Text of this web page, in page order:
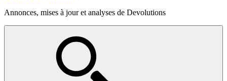
Annonces, mises à jour et analyses de Devolutions